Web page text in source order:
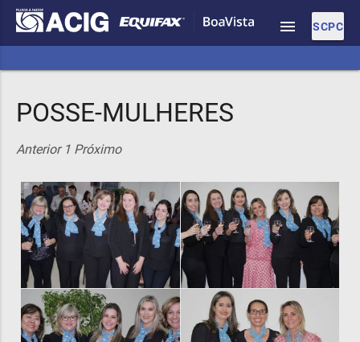
SCPC
menu
POSSE-MULHERES
Anterior 1 Próximo